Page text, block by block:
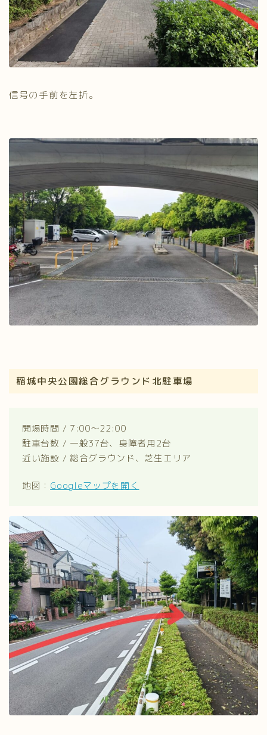
信号の手前を左折。
稲城中央公園総合グラウンド北駐車場
開場時間 / 7:00～22:00
駐車台数 / 一般37台、身障者用2台
近い施設 / 総合グラウンド、芝生エリア
地図： Googleマップを開く